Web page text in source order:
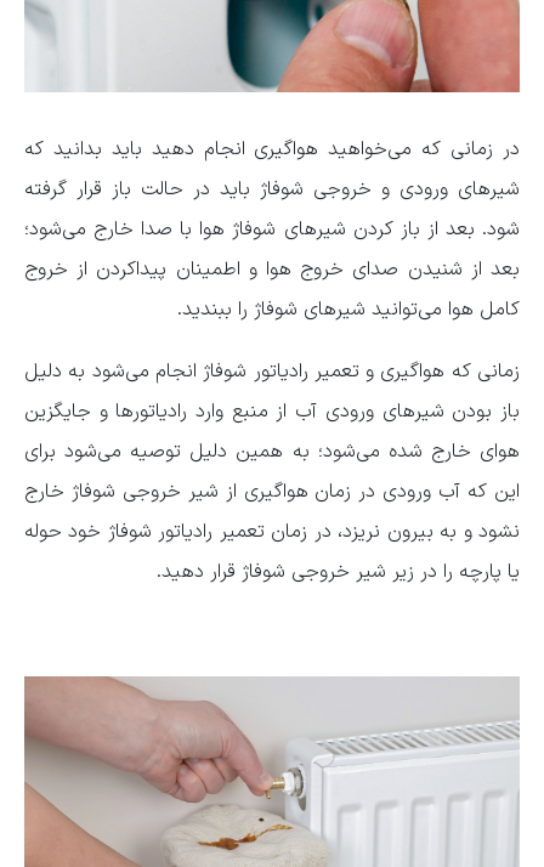
در زمانی که می‌خواهید هواگیری انجام دهید باید بدانید که
شیر‌های ورودی و خروجی شوفاژ باید در حالت باز قرار گرفته
شود. بعد از باز کردن شیر‌های شوفاژ هوا با صدا خارج می‌شود؛
بعد از شنیدن صدای خروج هوا و اطمینان پیداکردن از خروج
کامل هوا می‌توانید شیر‌های شوفاژ را ببندید.
زمانی که هواگیری و تعمیر رادیاتور شوفاژ انجام می‌شود به دلیل
باز بودن شیر‌های ورودی آب از منبع وارد رادیاتور‌ها و جایگزین
هوای خارج شده می‌شود؛ به همین دلیل توصیه می‌شود برای
این که آب ورودی در زمان هواگیری از شیر خروجی شوفاژ خارج
نشود و به بیرون نریزد، در زمان تعمیر رادیاتور شوفاژ خود حوله
یا پارچه را در زیر شیر خروجی شوفاژ قرار دهید.